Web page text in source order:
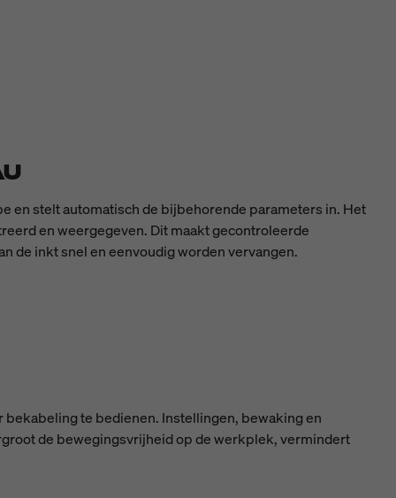
en stelt automatisch de bijbehorende parameters in. Het
en weergegeven. Dit maakt gecontroleerde
de inkt snel en eenvoudig worden vervangen.
te bedienen. Instellingen, bewaking en
de bewegingsvrijheid op de werkplek, vermindert